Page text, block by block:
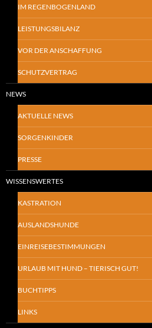
IM REGENBOGENLAND
LEISTUNGSBILANZ
VOR DER ANSCHAFFUNG
SCHUTZVERTRAG
NEWS
AKTUELLE NEWS
SORGENKINDER
PRESSE
WISSENSWERTES
KASTRATION
AUSLANDSHUNDE
EINREISEBESTIMMUNGEN
URLAUB MIT HUND – TIERISCH GUT!
BUCHTIPPS
LINKS